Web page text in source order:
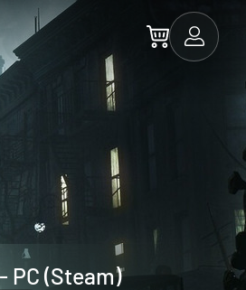
PC (Steam)